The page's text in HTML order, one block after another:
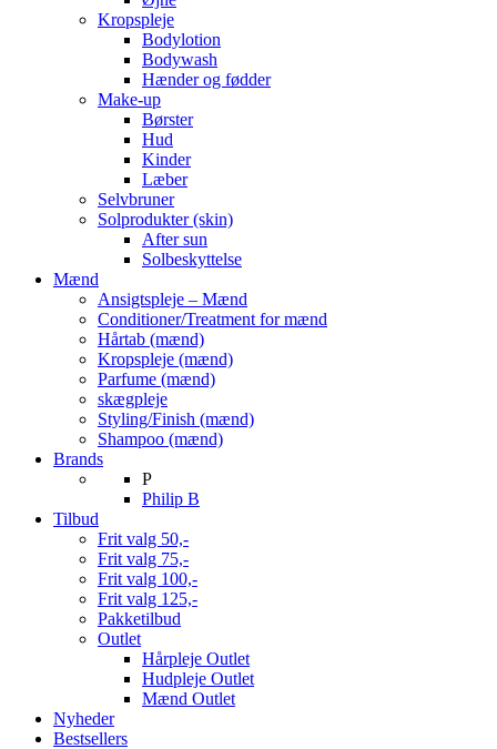
Kropspleje
Bodylotion
Bodywash
Hænder og fødder
Make-up
Børster
Hud
Kinder
Læber
Selvbruner
Solprodukter (skin)
After sun
Solbeskyttelse
Mænd
Ansigtspleje – Mænd
Conditioner/Treatment for mænd
Hårtab (mænd)
Kropspleje (mænd)
Parfume (mænd)
skægpleje
Styling/Finish (mænd)
Shampoo (mænd)
Brands
P
Philip B
Tilbud
Frit valg 50,-
Frit valg 75,-
Frit valg 100,-
Frit valg 125,-
Pakketilbud
Outlet
Hårpleje Outlet
Hudpleje Outlet
Mænd Outlet
Nyheder
Bestsellers